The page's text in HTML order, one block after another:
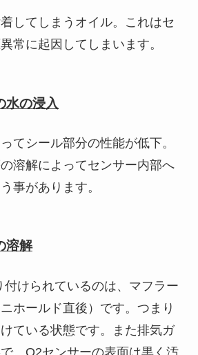
してしまうオイル。これはセ
常に起因してしまいます。
水の浸入
てシール部分の性能が低下。
溶解によってセンサー内部へ
事があります。
溶解
付けられているのは、マフラー
ホールド直後）です。つまり
ている状態です。また排気ガ
、O2センサーの表面は黒く汚